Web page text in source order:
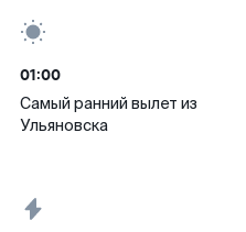
01:00
Самый ранний вылет из
Ульяновска